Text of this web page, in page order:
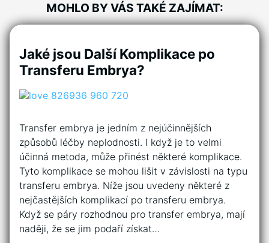
MOHLO BY VÁS TAKÉ ZAJÍMAT:
Jaké jsou Další Komplikace po
Transferu Embrya?
Transfer embrya je jedním z nejúčinnějších
způsobů léčby neplodnosti. I když je to velmi
účinná metoda, může přinést některé komplikace.
Tyto komplikace se mohou lišit v závislosti na typu
transferu embrya. Níže jsou uvedeny některé z
nejčastějších komplikací po transferu embrya.
Když se páry rozhodnou pro transfer embrya, mají
naději, že se jim podaří získat…